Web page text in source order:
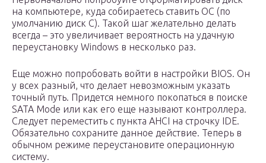
на компьютере, куда собираетесь ставить ОС (по
умолчанию диск С). Такой шаг желательно делать
всегда – это увеличивает вероятность на удачную
переустановку Windows в несколько раз.
Еще можно попробовать войти в настройки BIOS. Он
у всех разный, что делает невозможным указать
точный путь. Придется немного покопаться в поиске
SATA Mode или как его еще называют контроллера.
Следует переместить с пункта AHCI на строчку IDE.
Обязательно сохраните данное действие. Теперь в
обычном режиме переустановите операционную
систему.